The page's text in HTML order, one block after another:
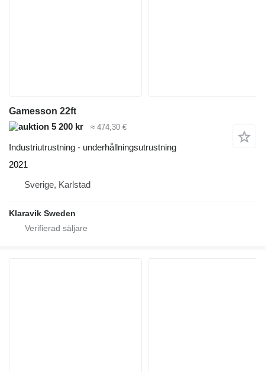
Gamesson 22ft
5 200 kr
≈ 474,30 €
Industriutrustning - underhållningsutrustning
2021
Sverige, Karlstad
Klaravik Sweden